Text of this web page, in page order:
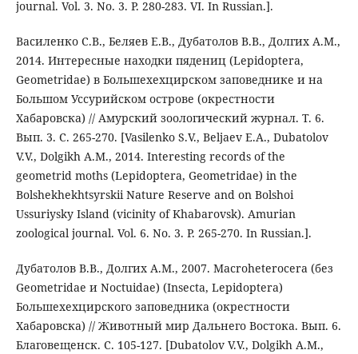
journal. Vol. 3. No. 3. P. 280-283. VI. In Russian.].
Василенко С.В., Беляев Е.В., Дубатолов В.В., Долгих А.М.,
2014. Интересные находки пядениц (Lepidoptera,
Geometridae) в Большехехцирском заповеднике и на
Большом Уссурийском острове (окрестности
Хабаровска) // Амурский зоологический журнал. Т. 6.
Вып. 3. С. 265-270. [Vasilenko S.V., Beljaev E.A., Dubatolov
V.V., Dolgikh A.M., 2014. Interesting records of the
geometrid moths (Lepidoptera, Geometridae) in the
Bolshekhekhtsyrskii Nature Reserve and on Bolshoi
Ussuriysky Island (vicinity of Khabarovsk). Amurian
zoological journal. Vol. 6. No. 3. P. 265-270. In Russian.].
Дубатолов В.В., Долгих А.М., 2007. Macroheterocera (без
Geometridae и Noctuidae) (Insecta, Lepidoptera)
Большехехцирского заповедника (окрестности
Хабаровска) // Животный мир Дальнего Востока. Вып. 6.
Благовещенск. С. 105-127. [Dubatolov V.V., Dolgikh A.M.,